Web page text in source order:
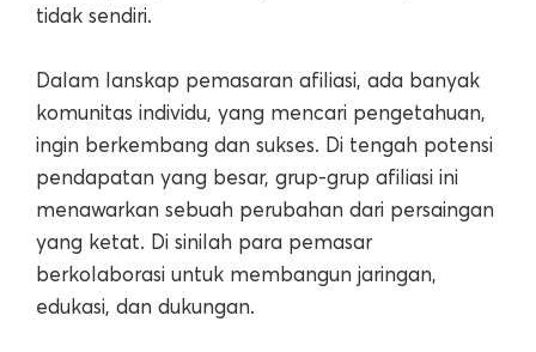
tidak sendiri.
Dalam lanskap pemasaran afiliasi, ada banyak
komunitas individu, yang mencari pengetahuan,
ingin berkembang dan sukses. Di tengah potensi
pendapatan yang besar, grup-grup afiliasi ini
menawarkan sebuah perubahan dari persaingan
yang ketat. Di sinilah para pemasar
berkolaborasi untuk membangun jaringan,
edukasi, dan dukungan.